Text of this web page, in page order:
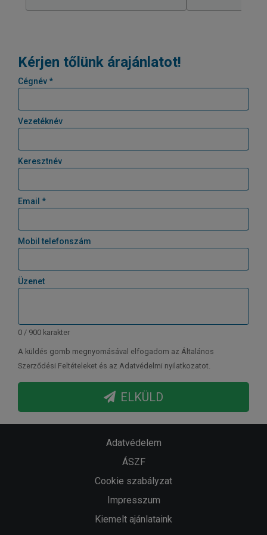
Kérjen tőlünk árajánlatot!
Cégnév *
Vezetéknév
Keresztnév
Email *
Mobil telefonszám
Üzenet
0 / 900 karakter
A küldés gomb megnyomásával elfogadom az Általános
Szerződési Feltételeket és az Adatvédelmi nyilatkozatot.
ELKÜLD
Adatvédelem
ÁSZF
Cookie szabályzat
Impresszum
Kiemelt ajánlataink